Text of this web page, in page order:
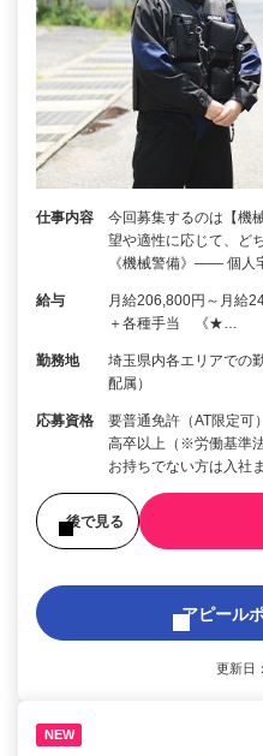
仕事内容
今回募集するのは【機
望や適性に応じて、
《機械警備》―― 個人
給与
月給206,800円～月給
＋各種手当 《★…
勤務地
埼玉県内各エリアでの
配属）
応募資格
要普通免許（AT限定可
高卒以上（※労働基準
お持ちでない方は入社
後で見る
アピール
更新日
NEW